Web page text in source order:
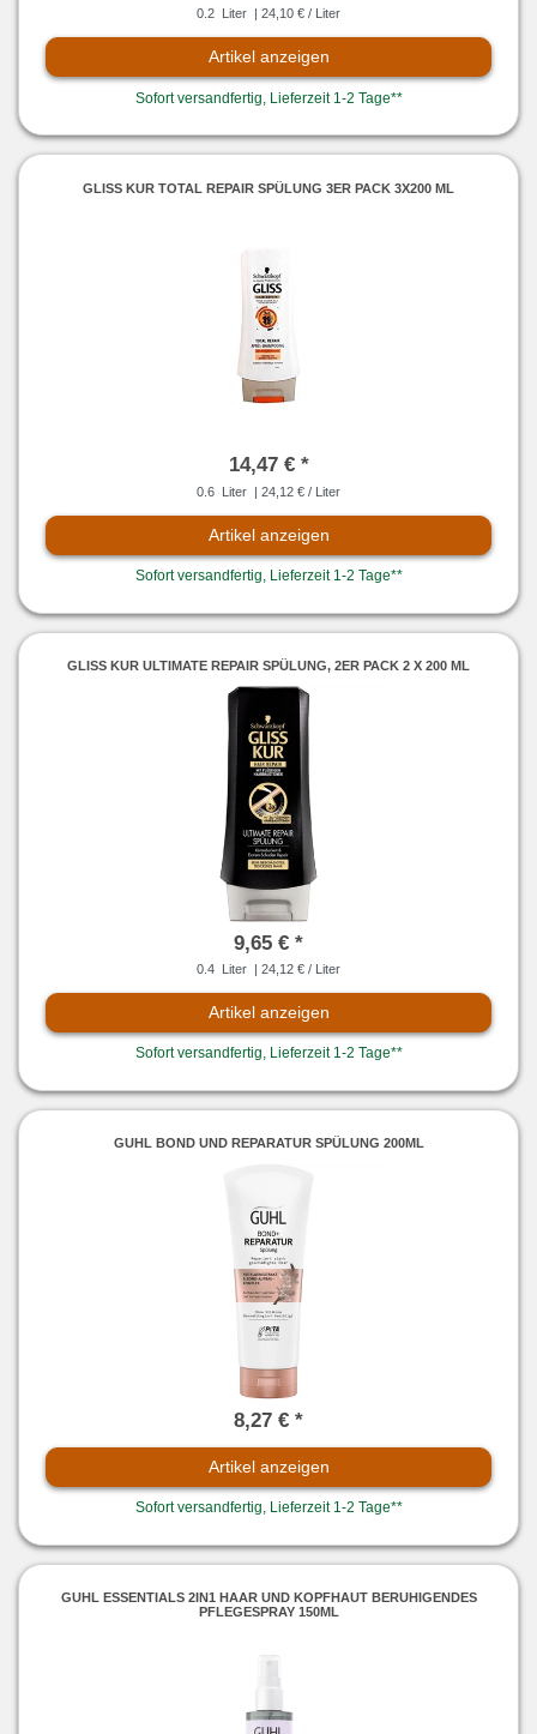
0.2 Liter | 24,10 € / Liter
Artikel anzeigen
Sofort versandfertig, Lieferzeit 1-2 Tage**
GLISS KUR TOTAL REPAIR SPÜLUNG 3ER PACK 3X200 ML
14,47 € *
0.6 Liter | 24,12 € / Liter
Artikel anzeigen
Sofort versandfertig, Lieferzeit 1-2 Tage**
GLISS KUR ULTIMATE REPAIR SPÜLUNG, 2ER PACK 2 X 200 ML
9,65 € *
0.4 Liter | 24,12 € / Liter
Artikel anzeigen
Sofort versandfertig, Lieferzeit 1-2 Tage**
GUHL BOND UND REPARATUR SPÜLUNG 200ML
8,27 € *
Artikel anzeigen
Sofort versandfertig, Lieferzeit 1-2 Tage**
GUHL ESSENTIALS 2IN1 HAAR UND KOPFHAUT BERUHIGENDES
PFLEGESPRAY 150ML